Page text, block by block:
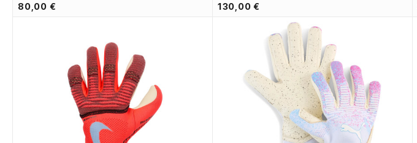
80,00 € 130,00 €